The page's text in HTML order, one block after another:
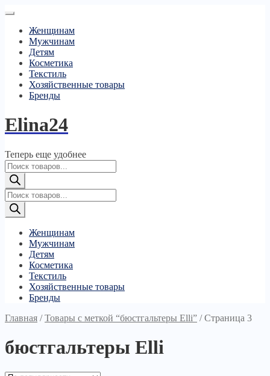
Женщинам
Мужчинам
Детям
Косметика
Текстиль
Хозяйственные товары
Бренды
Elina24
Теперь еще удобнее
Поиск
товаров
Поиск
товаров
Женщинам
Мужчинам
Детям
Косметика
Текстиль
Хозяйственные товары
Бренды
Главная /Товары с меткой “бюстгальтеры Elli” /Страница 3
бюстгальтеры Elli